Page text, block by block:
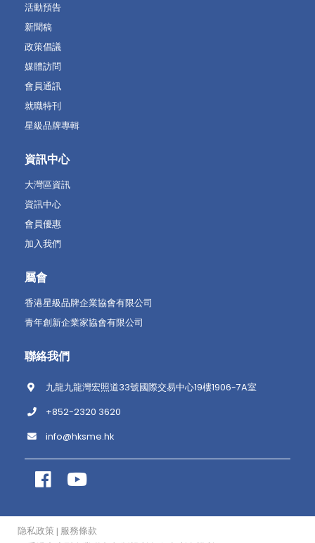
活動預告
新聞稿
政策倡議
媒體訪問
會員通訊
就職特刊
星級品牌專輯
資訊中心
大灣區資訊
資訊中心
會員優惠
加入我們
屬會
香港星級品牌企業協會有限公司
青年創新企業家協會有限公司
聯絡我們
九龍九龍灣宏照道33號國際交易中心19樓1906-7A室
+852-2320 3620
info@hksme.hk
隐私政策 | 服務條款